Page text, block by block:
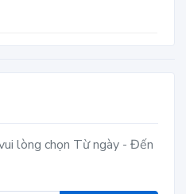
lòng chọn Từ ngày - Đến